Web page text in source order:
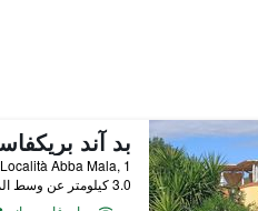
Località Abba Mala, 1, بوسا, سردينيا, إيطاليا
3.0 كيلومتر عن وسط المدينة